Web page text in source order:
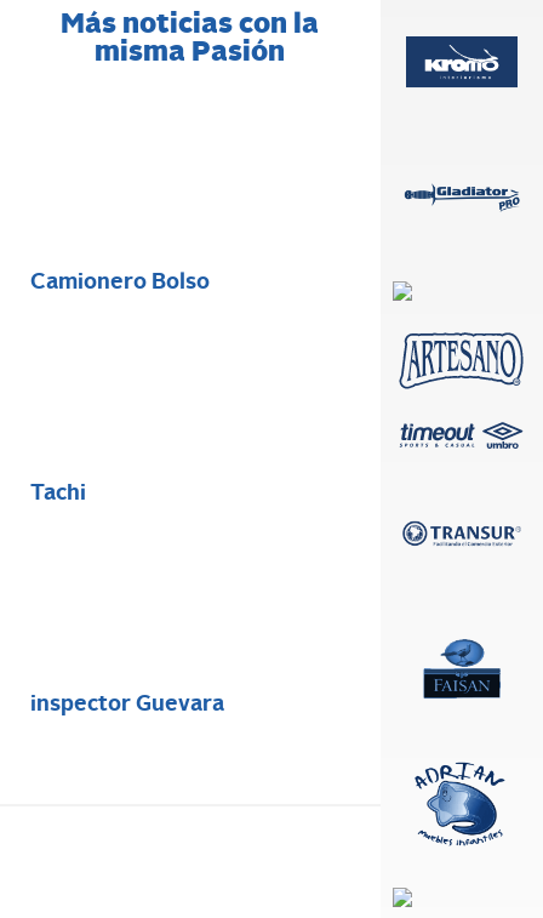
Más noticias con la
misma Pasión
Camionero Bolso
Tachi
inspector Guevara